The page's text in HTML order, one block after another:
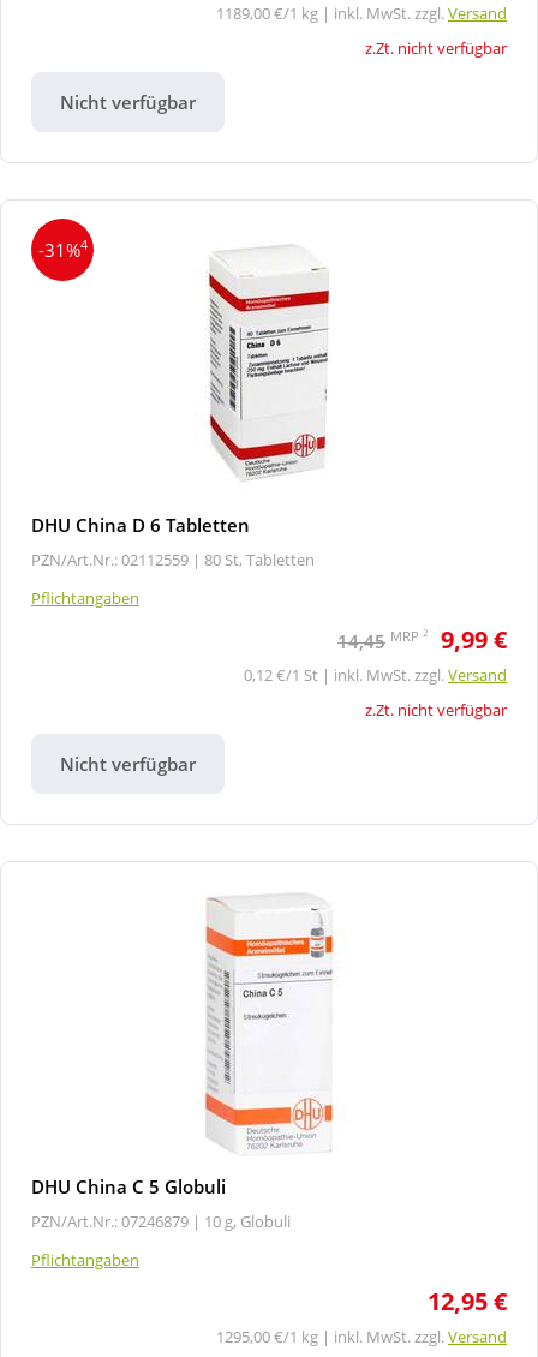
1189,00 €/1 kg | inkl. MwSt. zzgl.Versand
z.Zt. nicht verfügbar
Nicht verfügbar
-31%4
DHU China D 6 Tabletten
PZN/Art.Nr.: 02112559 | 80 St, Tabletten
Pflichtangaben
14,45 MRP 2 9,99 €
0,12 €/1 St | inkl. MwSt. zzgl.Versand
z.Zt. nicht verfügbar
Nicht verfügbar
DHU China C 5 Globuli
PZN/Art.Nr.: 07246879 | 10 g, Globuli
Pflichtangaben
12,95 €
1295,00 €/1 kg | inkl. MwSt. zzgl.Versand